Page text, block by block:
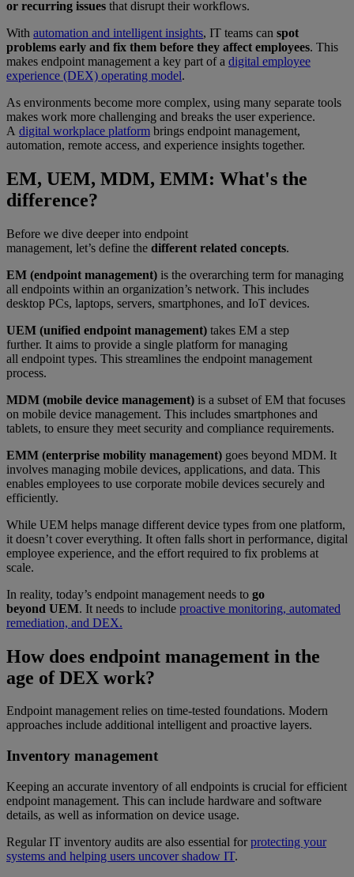
or recurring issues that disrupt their workflows.
With automation and intelligent insights, IT teams can spot
problems early and fix them before they affect employees. This
makes endpoint management a key part of a digital employee
experience (DEX) operating model.
As environments become more complex, using many separate tools
makes work more challenging and breaks the user experience.
A digital workplace platform brings endpoint management,
automation, remote access, and experience insights together.
EM, UEM, MDM, EMM: What's the
difference?
Before we dive deeper into endpoint
management, let’s define the different related concepts.
EM (endpoint management) is the overarching term for managing
all endpoints within an organization’s network. This includes
desktop PCs, laptops, servers, smartphones, and IoT devices.
UEM (unified endpoint management) takes EM a step
further. It aims to provide a single platform for managing
all endpoint types. This streamlines the endpoint management
process.
MDM (mobile device management) is a subset of EM that focuses
on mobile device management. This includes smartphones and
tablets, to ensure they meet security and compliance requirements.
EMM (enterprise mobility management) goes beyond MDM. It
involves managing mobile devices, applications, and data. This
enables employees to use corporate mobile devices securely and
efficiently.
While UEM helps manage different device types from one platform,
it doesn’t cover everything. It often falls short in performance, digital
employee experience, and the effort required to fix problems at
scale.
In reality, today’s endpoint management needs to go
beyond UEM. It needs to include proactive monitoring, automated
remediation, and DEX.
How does endpoint management in the
age of DEX work?
Endpoint management relies on time-tested foundations. Modern
approaches include additional intelligent and proactive layers.
Inventory management
Keeping an accurate inventory of all endpoints is crucial for efficient
endpoint management. This can include hardware and software
details, as well as information on device usage.
Regular IT inventory audits are also essential forprotecting your
systems and helping users uncover shadow IT.